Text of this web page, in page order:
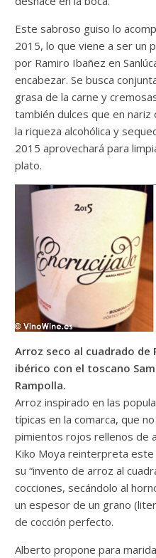
Este sabroso guiso lo
2015, lo que viene a ser un
por Ramiro Ibañez en
encabezar. Se busca
grasa de la carne y
también dulces que en
la riqueza alcohólica y
2015 aprovechará para
plato.
Arroz seco al cuadrado
ibérico con el toscano
Rampolla.
Arroz inspirado en las
típicas en la comarca, que
pimientos rojos rellenos de
Kiko Moya reinterpreta
su “invento de arroz al
cocciones, secándolo al
un espesor de un grano
de cocción perfecto.
Alberto propone para